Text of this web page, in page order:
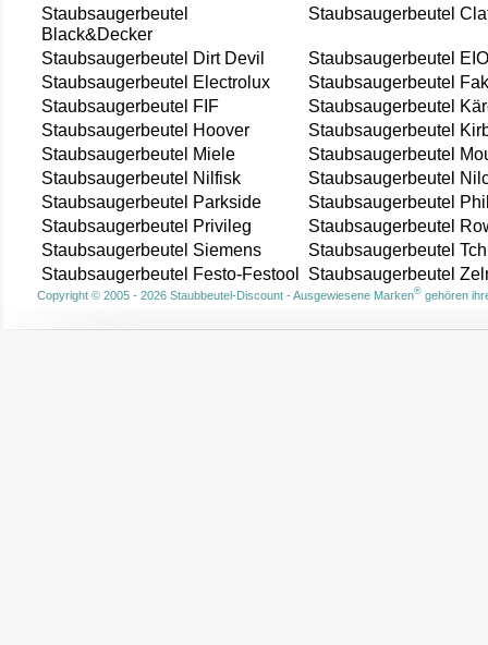
Staubsaugerbeutel
Black&Decker
Staubsaugerbeutel
Staubsaugerbeutel Dirt Devil
Staubsaugerbeutel
Staubsaugerbeutel Electrolux
Staubsaugerbeutel
Staubsaugerbeutel FIF
Staubsaugerbeutel
Staubsaugerbeutel Hoover
Staubsaugerbeutel
Staubsaugerbeutel Miele
Staubsaugerbeutel
Staubsaugerbeutel Nilfisk
Staubsaugerbeutel
Staubsaugerbeutel Parkside
Staubsaugerbeutel
Staubsaugerbeutel Privileg
Staubsaugerbeutel
Staubsaugerbeutel Siemens
Staubsaugerbeutel
Staubsaugerbeutel Festo-Festool
Staubsaugerbeutel
Copyright © 2005 - 2026 Staubbeutel-Discount - Ausgewiesene Marken®gehören